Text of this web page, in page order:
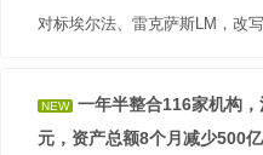
对标埃尔法、雷克萨斯LM，改
NEW
一年半整合116家机构
元，资产总额8个月减少500亿